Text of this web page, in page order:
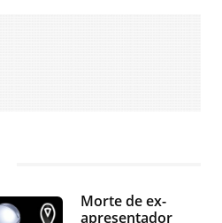
Morte de ex-
apresentador